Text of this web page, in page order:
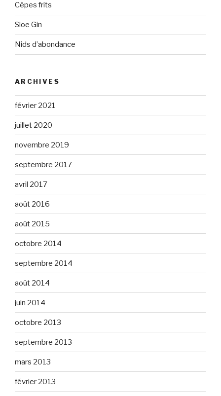
Cèpes frits
Sloe Gin
Nids d’abondance
ARCHIVES
février 2021
juillet 2020
novembre 2019
septembre 2017
avril 2017
août 2016
août 2015
octobre 2014
septembre 2014
août 2014
juin 2014
octobre 2013
septembre 2013
mars 2013
février 2013